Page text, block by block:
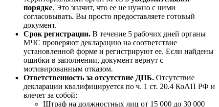
порядке. Это значит, что ее не нужно с ними
согласовывать. Вы просто предоставляете готовый
документ.
Срок регистрации. В течение 5 рабочих дней органы
МЧС проверяют декларацию на соответствие
установленной форме и регистрируют ее. Если найдены
ошибки в заполнении, документ вернут с
мотивированным отказом.
Ответственность за отсутствие ДПБ. Отсутствие
декларации квалифицируется по ч. 1 ст. 20.4 КоАП РФ и
влечет за собой:
Штраф на должностных лиц от 15 000 до 30 000